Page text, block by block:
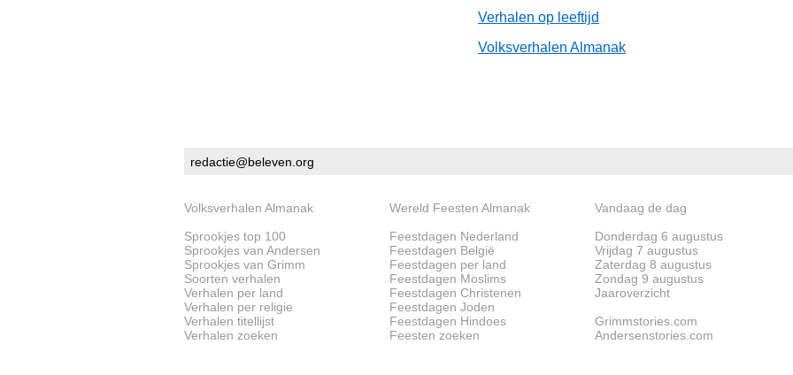
Verhalen op leeftijd
Volksverhalen Almanak
redactie@beleven.org
Volksverhalen Almanak
Sprookjes top 100
Sprookjes van Andersen
Sprookjes van Grimm
Soorten verhalen
Verhalen per land
Verhalen per religie
Verhalen titellijst
Verhalen zoeken
Wereld Feesten Almanak
Feestdagen Nederland
Feestdagen België
Feestdagen per land
Feestdagen Moslims
Feestdagen Christenen
Feestdagen Joden
Feestdagen Hindoes
Feesten zoeken
Vandaag de dag
Donderdag 6 augustus
Vrijdag 7 augustus
Zaterdag 8 augustus
Zondag 9 augustus
Jaaroverzicht
Grimmstories.com
Andersenstories.com